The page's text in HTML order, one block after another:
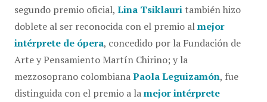
segundo premio oficial, Lina Tsiklauri también hizo
doblete al ser reconocida con el premio almejor
intérprete de ópera, concedido por la Fundación de
Arte y Pensamiento Martín Chirino; y la
mezzosoprano colombianaPaola Leguizamón, fue
distinguida con el premio a lamejor intérprete